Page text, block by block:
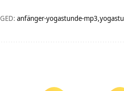
anfänger-yogastunde-mp3